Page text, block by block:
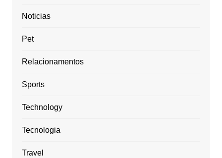
Noticias
Pet
Relacionamentos
Sports
Technology
Tecnologia
Travel